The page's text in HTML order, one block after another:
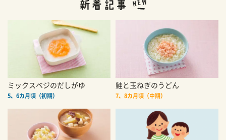
ミックスベジのだしがゆ
5、6カ月頃（初期）
鮭と玉ねぎのうどん
7、8カ月頃（中期）